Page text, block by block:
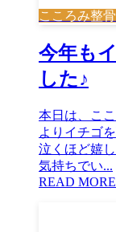
こころみ整
今年も
した♪
本日は、こ
よりイチゴ
泣くほど嬉
気持ちでい...